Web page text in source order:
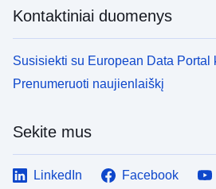
Kontaktiniai duomenys
Susisiekti su European Data Portal
Prenumeruoti naujienlaiškį
Sekite mus
LinkedIn Facebook